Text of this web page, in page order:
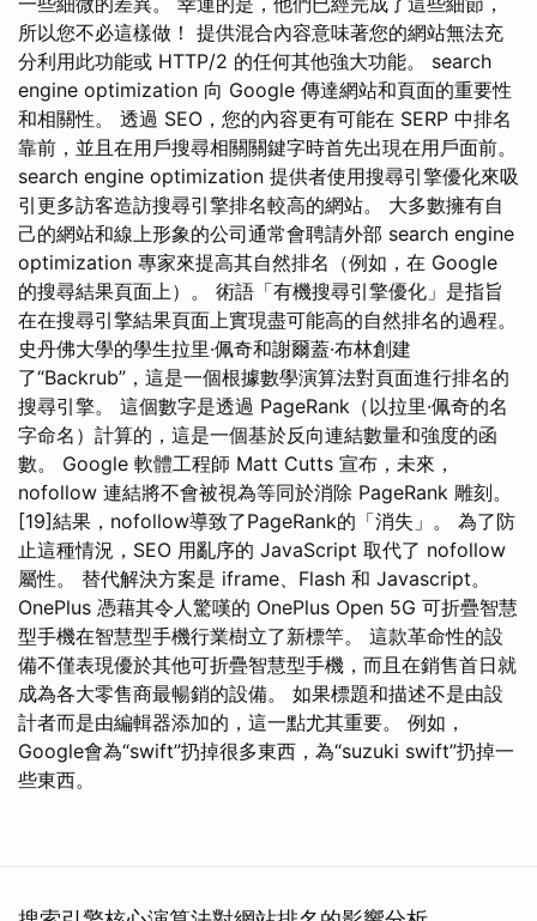
所以您不必這樣做！ 提供混合內容意味著您的網站無法充
分利用此功能或 HTTP/2 的任何其他強大功能。 search
engine optimization 向 Google 傳達網站和頁面的重要性
和相關性。 透過 SEO，您的內容更有可能在 SERP 中排名
靠前，並且在用戶搜尋相關關鍵字時首先出現在用戶面前。
search engine optimization 提供者使用搜尋引擎優化來吸
引更多訪客造訪搜尋引擎排名較高的網站。 大多數擁有自
己的網站和線上形象的公司通常會聘請外部 search engine
optimization 專家來提高其自然排名（例如，在 Google
的搜尋結果頁面上）。 術語「有機搜尋引擎優化」是指旨
在在搜尋引擎結果頁面上實現盡可能高的自然排名的過程。
史丹佛大學的學生拉里·佩奇和謝爾蓋·布林創建
了“Backrub”，這是一個根據數學演算法對頁面進行排名的
搜尋引擎。 這個數字是透過 PageRank（以拉里·佩奇的名
字命名）計算的，這是一個基於反向連結數量和強度的函
數。 Google 軟體工程師 Matt Cutts 宣布，未來，
nofollow 連結將不會被視為等同於消除 PageRank 雕刻。
[19]結果，nofollow導致了PageRank的「消失」。 為了防
止這種情況，SEO 用亂序的 JavaScript 取代了 nofollow
屬性。 替代解決方案是 iframe、Flash 和 Javascript。
OnePlus 憑藉其令人驚嘆的 OnePlus Open 5G 可折疊智慧
型手機在智慧型手機行業樹立了新標竿。 這款革命性的設
備不僅表現優於其他可折疊智慧型手機，而且在銷售首日就
成為各大零售商最暢銷的設備。 如果標題和描述不是由設
計者而是由編輯器添加的，這一點尤其重要。 例如，
Google會為“swift”扔掉很多東西，為“suzuki swift”扔掉一
些東西。